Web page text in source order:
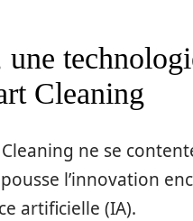
Cleaning
ne se
l’innovation
artificielle (IA).